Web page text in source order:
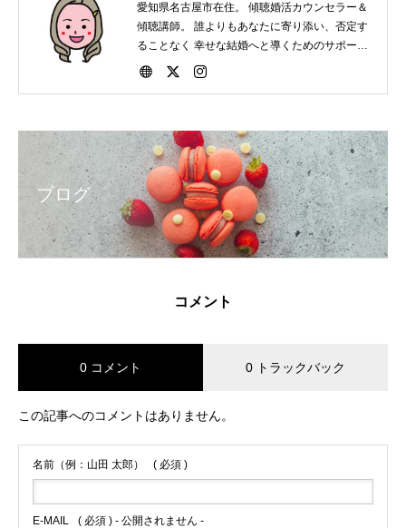
愛知県名古屋市在住。 傾聴婚活カウンセラー＆
傾聴講師。 誰よりもあなたに寄り添い、否定す
ることなく 幸せな結婚へと導くためのサポート
をしています。 会員・非会員関係なく結婚にま
ブログ
コメント
0 コメント 0 トラックバック
この記事へのコメントはありません。
名前（例：山田 太郎） ( 必須 )
E-MAIL ( 必須 ) - 公開されません -